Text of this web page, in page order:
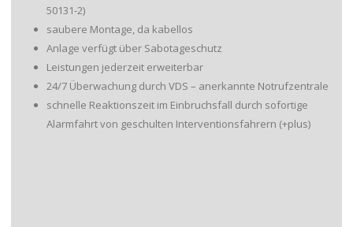
50131-2)
saubere Montage, da kabellos
Anlage verfügt über Sabotageschutz
Leistungen jederzeit erweiterbar
24/7 Überwachung durch VDS – anerkannte Notrufzentrale
schnelle Reaktionszeit im Einbruchsfall durch sofortige
Alarmfahrt von geschulten Interventionsfahrern (+plus)